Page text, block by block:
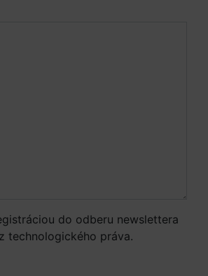
do odberu newslettera
technologického práva.